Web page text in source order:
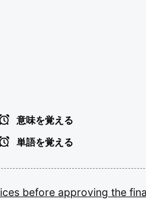
意味を覚える
単語を覚える
before approving the